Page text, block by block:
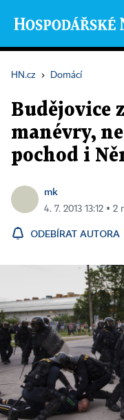
HN.cz › Domácí
Budějovice
manévry,
pochod i
mk
4. 7. 2013 13:12 ▪ 2
ODEBÍRAT AUTORA